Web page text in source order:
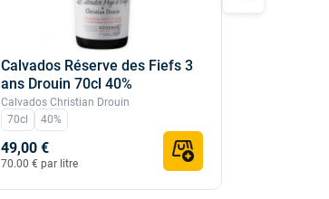
Calvados Réserve des Fiefs 3
ans Drouin 70cl 40%
Calvados Christian Drouin
70cl
40%
49,00 €
70.00 € par litre